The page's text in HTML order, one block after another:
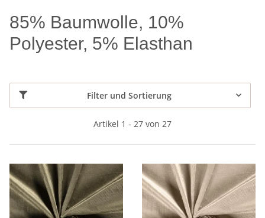
85% Baumwolle, 10%
Polyester, 5% Elasthan
Filter und Sortierung
Artikel 1 - 27 von 27